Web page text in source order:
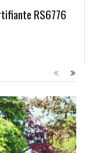
RS6776